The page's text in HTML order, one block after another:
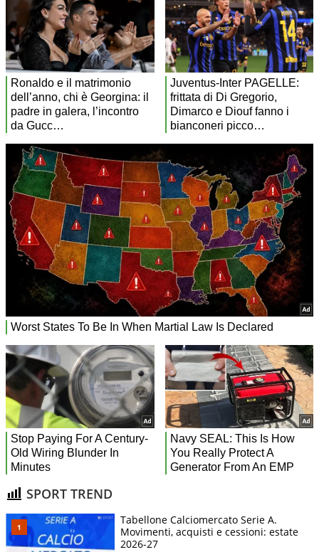
SPORT TREND
Tabellone Calciomercato Serie A.
Movimenti, acquisti e cessioni: estate
2026-27